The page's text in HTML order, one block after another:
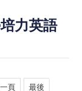
力英語
頁 最後